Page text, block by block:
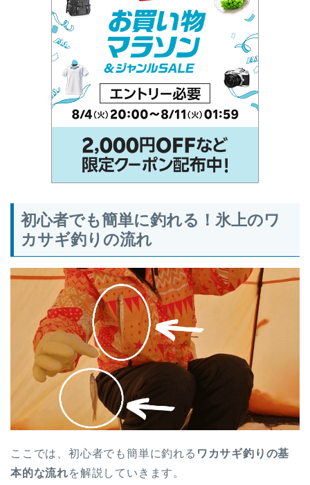
初心者でも簡単に釣れる！氷上のワ
カサギ釣りの流れ
ここでは、初心者でも簡単に釣れる ワカサギ釣りの基
本的な流れを解説していきます。